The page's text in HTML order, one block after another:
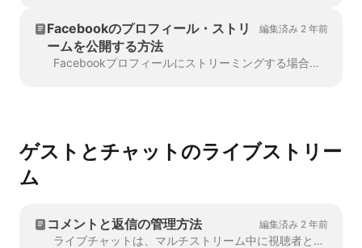
Facebookのプロフィール・ストリ
ームを公開する方法
編集済み 2 年前
Facebookプロフィールにストリーミングする場合、視聴者のコメントがWave.videoライブチャットに表示されないことに気づくかもしれません。これは、Face...
ゲストとチャットのライブストリー
ム
コメントと返信の管理方法 編集済み 2 年前
ライブチャットは、マルチストリーム中に視聴者と簡単にエンゲージすることができる優れたツールです。ライブチャットは、すべての送信先からのすべての返信を表示します。